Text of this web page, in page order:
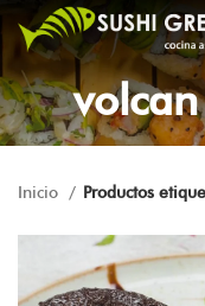
Inicio Productos